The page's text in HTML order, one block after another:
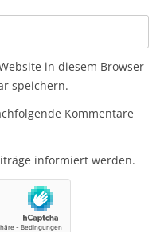
in diesem Browser
speichern.
Kommentare
informiert werden.